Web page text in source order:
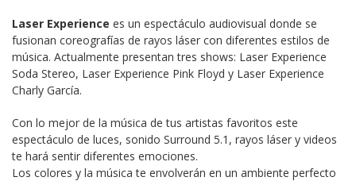
Laser Experience es un espectáculo audiovisual donde se
fusionan coreografías de rayos láser con diferentes estilos de
música. Actualmente presentan tres shows: Laser Experience
Soda Stereo, Laser Experience Pink Floyd y Laser Experience
Charly García.
Con lo mejor de la música de tus artistas favoritos este
espectáculo de luces, sonido Surround 5.1, rayos láser y videos
te hará sentir diferentes emociones.
Los colores y la música te envolverán en un ambiente perfecto